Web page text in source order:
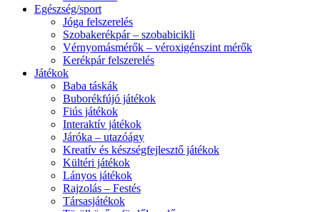
Egészség/sport
Jóga felszerelés
Szobakerékpár – szobabicikli
Vérnyomásmérők – véroxigénszint mérők
Kerékpár felszerelés
Játékok
Baba táskák
Buborékfújó játékok
Fiús játékok
Interaktív játékok
Járóka – utazóágy
Kreatív és készségfejlesztő játékok
Kültéri játékok
Lányos játékok
Rajzolás – Festés
Társasjátékok